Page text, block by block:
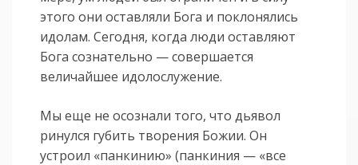
этого они оставляли Бога и поклонялись
идолам. Сегодня, когда люди оставляют
Бога сознательно — совершается
величайшее идолослужение.
Мы еще не осознали того, что дьявол
ринулся губить творения Божии. Он
устроил «панкинию» (панкиния — «все